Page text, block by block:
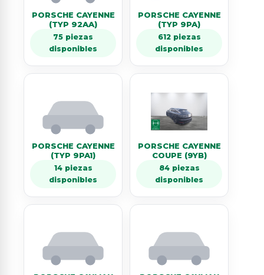
PORSCHE CAYENNE
(TYP 92AA)
75 piezas
disponibles
PORSCHE CAYENNE
(TYP 9PA)
612 piezas
disponibles
PORSCHE CAYENNE
(TYP 9PA1)
14 piezas
disponibles
PORSCHE CAYENNE
COUPE (9YB)
84 piezas
disponibles